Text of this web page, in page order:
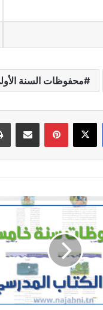
محفوظات السنة
فيسبوك ‫X بينتيريستمشاركة عبر